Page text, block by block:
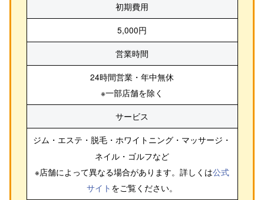
初期費用
5,000円
営業時間
24時間営業・年中無休
※一部店舗を除く
サービス
ジム・エステ・脱毛・ホワイトニング・マッサージ・
ネイル・ゴルフなど
※店舗によって異なる場合があります。詳しくは公式
サイト をご覧ください。